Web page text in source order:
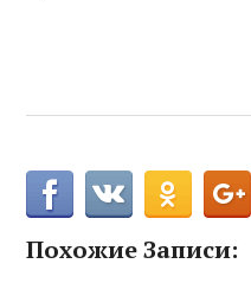
Похожие Записи: